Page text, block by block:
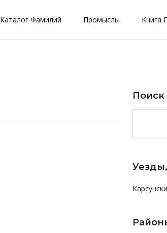
Каталог Фамилий Промыслы Книга